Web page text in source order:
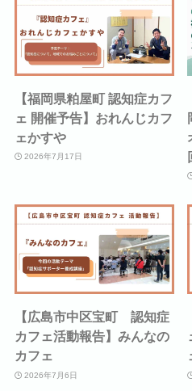
【福岡県粕屋町 認知症カフ
ェ 開催予告】おれんじカフ
ェかすや
2026年7月17日
【広島市中区宝町 認知症
カフェ活動報告】みんなの
カフェ
2026年7月6日